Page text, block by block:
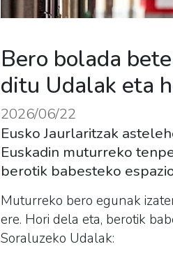
Bero bolada
ditu Udalak eta
2026/06/22
Eusko Jaurlaritzak
Euskadin muturreko
berotik babesteko
Muturreko bero egunak
ere. Hori dela eta, berotik
Soraluzeko Udalak: